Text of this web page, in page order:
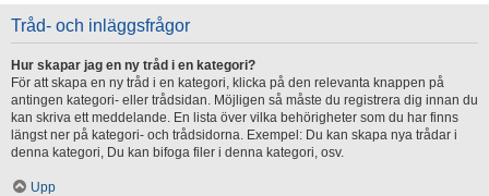
Tråd- och inläggsfrågor
Hur skapar jag en ny tråd i en kategori?
För att skapa en ny tråd i en kategori, klicka på den relevanta knappen på
antingen kategori- eller trådsidan. Möjligen så måste du registrera dig innan du
kan skriva ett meddelande. En lista över vilka behörigheter som du har finns
längst ner på kategori- och trådsidorna. Exempel: Du kan skapa nya trådar i
denna kategori, Du kan bifoga filer i denna kategori, osv.
Upp